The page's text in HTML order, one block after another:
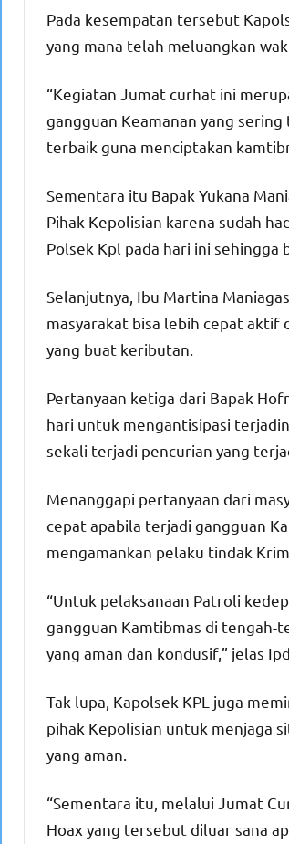
Pada kesempatan tersebut
yang mana telah meluangkan
“Kegiatan Jumat curhat ini
gangguan Keamanan yang
terbaik guna menciptakan
Sementara itu Bapak Yukana
Pihak Kepolisian karena sudah
Polsek Kpl pada hari ini sehingga
Selanjutnya, Ibu Martina
masyarakat bisa lebih cepat aktif
yang buat keributan.
Pertanyaan ketiga dari Bapak
hari untuk mengantisipasi
sekali terjadi pencurian yang
Menanggapi pertanyaan dari
cepat apabila terjadi gangguan
mengamankan pelaku tindak
“Untuk pelaksanaan Patroli
gangguan Kamtibmas di tengah-
yang aman dan kondusif,” jelas
Tak lupa, Kapolsek KPL juga
pihak Kepolisian untuk menjaga
yang aman.
“Sementara itu, melalui Jumat
Hoax yang tersebut diluar sana